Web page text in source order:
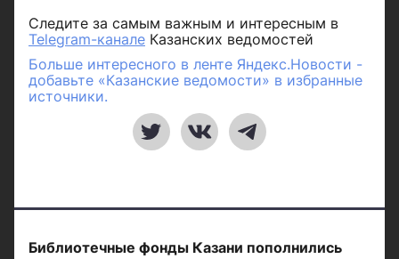
Следите за самым важным и интересным в
Telegram-канале Казанских ведомостей
Больше интересного в ленте Яндекс.Новости -
добавьте «Казанские ведомости» в избранные
источники.
Библиотечные фонды Казани пополнились